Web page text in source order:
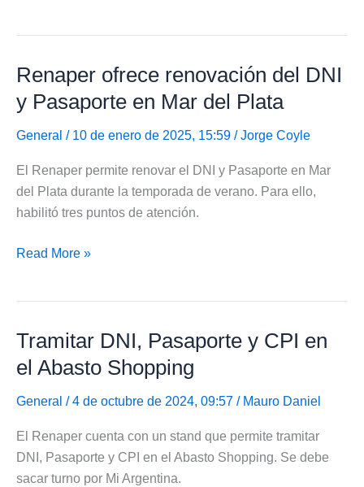
el
DNI
no
binario
el
cupo
laboral
Renaper ofrece renovación del DNI
y Pasaporte en Mar del Plata
General / 10 de enero de 2025, 15:59 /Jorge Coyle
El Renaper permite renovar el DNI y Pasaporte en Mar
del Plata durante la temporada de verano. Para ello,
habilitó tres puntos de atención.
Renaper
DNI
Pasaporte
en
del
Plata
Read More »
Tramitar DNI, Pasaporte y CPI en
el Abasto Shopping
General / 4 de octubre de 2024, 09:57 / Mauro Daniel
El Renaper cuenta con un stand que permite tramitar
DNI, Pasaporte y CPI en el Abasto Shopping. Se debe
sacar turno por Mi Argentina.